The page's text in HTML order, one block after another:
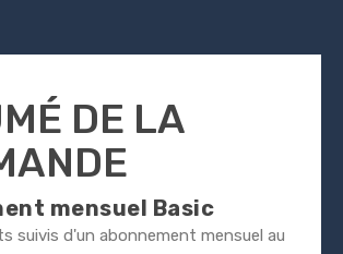
DE LA
mensuel Basic
suivis d'un abonnement mensuel au